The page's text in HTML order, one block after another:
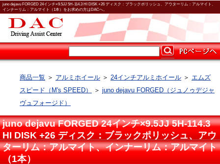
juno dejavu FORGED 24インチ×9.5JJ 5H-114.3 HI DISK +26 ディスク：ブラックポリッシュ、アウターリム：アルマイト、
インナーリム：アルマイト（1本）をお求めの方はDACへ。
商品一覧 ＞ アルミホイール ＞ 24インチアルミホイール ＞ エムズ
スピード（M's SPEED）
＞ juno dejavu FORGED（ジュノゥデジャ
ヴュフォージド）
juno dejavu FORGED 24インチ×9.5JJ 5H-114.3
HI DISK +26 ディスク：ブラックポリッシュ、アウ
ターリム：アルマイト、インナーリム：アルマイト
（1本）